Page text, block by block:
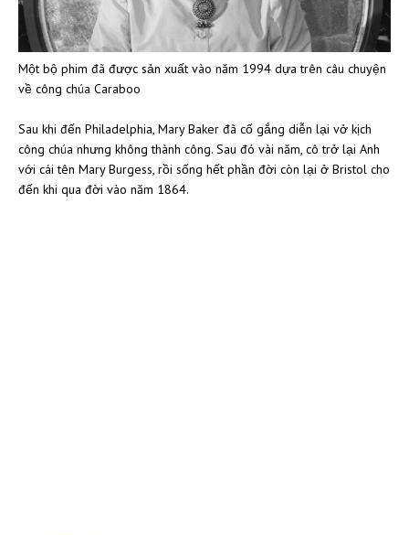
Một bộ phim đã được sản xuất vào năm 1994 dựa trên câu chuyện
về công chúa Caraboo
Sau khi đến Philadelphia, Mary Baker đã cố gắng diễn lại vở kịch
công chúa nhưng không thành công. Sau đó vài năm, cô trở lại Anh
với cái tên Mary Burgess, rồi sống hết phần đời còn lại ở Bristol cho
đến khi qua đời vào năm 1864.